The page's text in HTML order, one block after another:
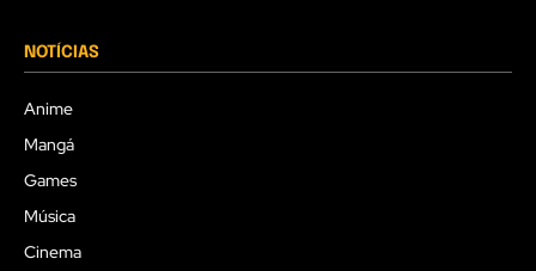
NOTÍCIAS
Anime
Mangá
Games
Música
Cinema